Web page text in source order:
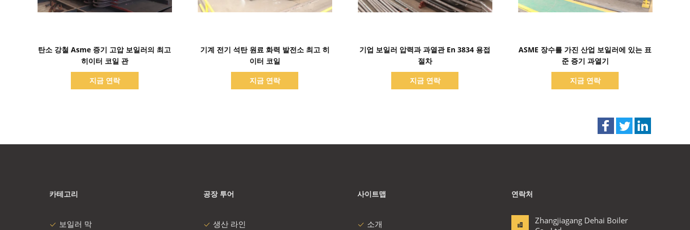
탄소 강철 Asme 증기 고압 보일러의 최고
히이터 코일 관
지금 연락
기계 전기 석탄 원료 화력 발전소 최고 히
이터 코일
지금 연락
기업 보일러 압력과 과열관 En 3834 용접
절차
지금 연락
ASME 장수를 가진 산업 보일러에 있는 표
준 증기 과열기
지금 연락
카테고리
보일러 막
공장 투어
생산 라인
사이트맵
소개
연락처
Zhangjiagang Dehai Boiler